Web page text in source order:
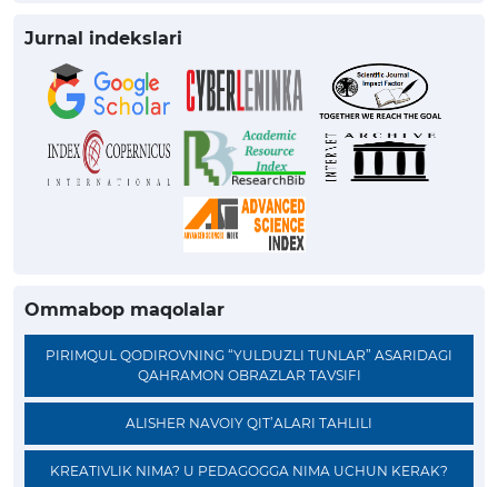
Jurnal indekslari
Ommabop maqolalar
PIRIMQUL QODIROVNING “YULDUZLI TUNLAR” ASARIDAGI
QAHRAMON OBRAZLAR TAVSIFI
ALISHER NAVOIY QIT’ALARI TAHLILI
KREATIVLIK NIMA? U PEDAGOGGA NIMA UCHUN KERAK?